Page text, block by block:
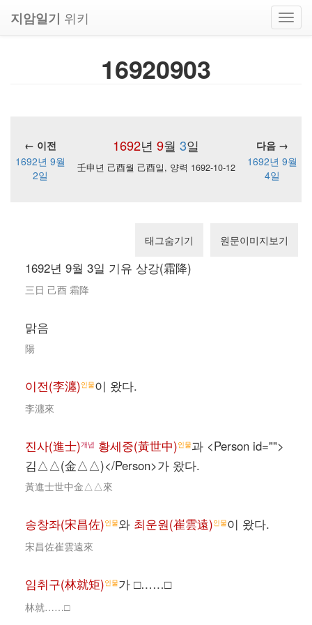
지암일기 위키
16920903
1692년 9월 3일
← 이전
다음 →
1692년 9월
2일
壬申년 己酉월 己酉일, 양력 1692-10-12
1692년 9월
4일
태그숨기기 원문이미지보기
1692년 9월 3일 기유 상강(霜降)
三日 己酉 霜降
맑음
陽
이전(李瀍)인물이 왔다.
李瀍來
진사(進士)개념 황세중(黃世中)인물과 <Person id="">
김△△(金△△)</Person>가 왔다.
黃進士世中金△△來
송창좌(宋昌佐)인물와 최운원(崔雲遠)인물이 왔다.
宋昌佐崔雲遠來
임취구(林就矩)인물가 □……□
林就……□